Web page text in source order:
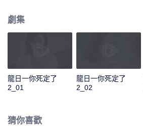
的生活再度掀起波瀾。
劇集
龍日一你死定了
2_01
龍日一你死定了
2_02
猜你喜歡